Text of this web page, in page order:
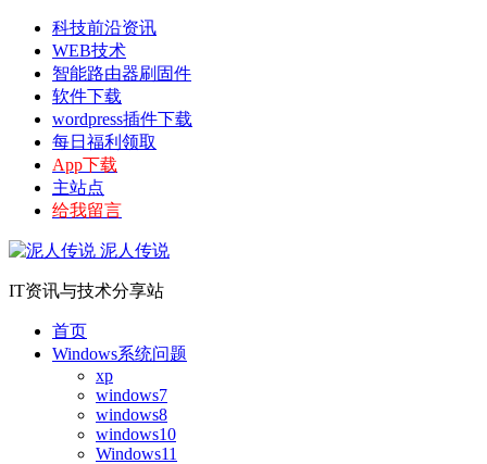
科技前沿资讯
WEB技术
智能路由器刷固件
软件下载
wordpress插件下载
每日福利领取
App下载
主站点
给我留言
泥人传说
IT资讯与技术分享站
首页
Windows系统问题
xp
windows7
windows8
windows10
Windows11